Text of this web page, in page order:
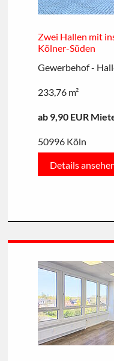
Zwei Hallen mit
Kölner-Süden
Gewerbehof -
233,76 m²
ab 9,90 EUR
50996 Köln
Details